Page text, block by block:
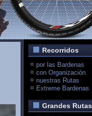
Recorridos
por las Bardenas
con Organización
nuestras Rutas
Extreme Bardenas
Grandes Rutas